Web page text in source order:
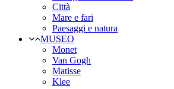
Città
Mare e fari
Paesaggi e natura
MUSEO
Monet
Van Gogh
Matisse
Klee